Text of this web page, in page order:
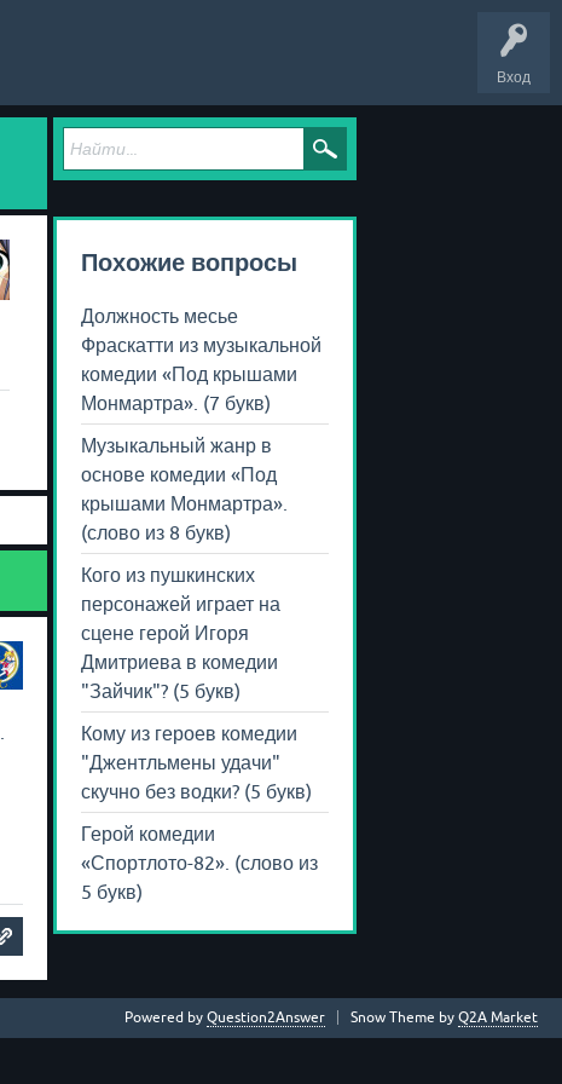
Вход
Похожие вопросы
Должность месье
Фраскатти из музыкальной
комедии «Под крышами
Монмартра». (7 букв)
Музыкальный жанр в
основе комедии «Под
крышами Монмартра».
(слово из 8 букв)
Кого из пушкинских
персонажей играет на
сцене герой Игоря
Дмитриева в комедии
"Зайчик"? (5 букв)
Кому из героев комедии
"Джентльмены удачи"
скучно без водки? (5 букв)
Герой комедии
«Спортлото-82». (слово из
5 букв)
Snow Theme by Q2A Market
Powered by Question2Answer